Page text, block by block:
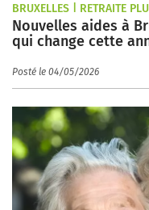
BRUXELLES | RETRAITE
Nouvelles aides à
qui change cette
Posté le 04/05/2026